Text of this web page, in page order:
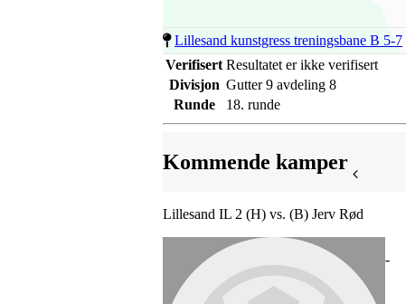
Lillesand kunstgress treningsbane B 5-7
Verifisert Resultatet er ikke verifisert
Divisjon Gutter 9 avdeling 8
Runde
18. runde
Kommende kamper
Lillesand IL 2 (H) vs. (B) Jerv Rød
-